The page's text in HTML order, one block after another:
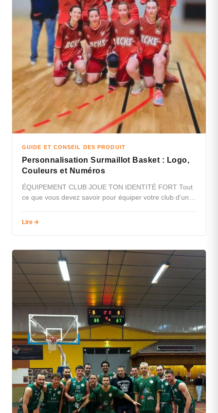
GUIDE ET CONSEIL DES PRODUIT
Personnalisation Surmaillot Basket : Logo,
Couleurs et Numéros
ÉQUIPEMENT CLUB JOUE TON IDENTITÉ FORT Tout
ce que vous devez savoir pour équiper votre club d’un
Lire